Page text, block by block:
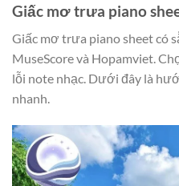
Giấc mơ trưa piano
Giấc mơ trưa piano sheet có
MuseScore và Hopamviet.
lỗi note nhạc. Dưới đây là
nhanh.